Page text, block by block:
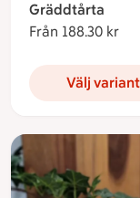
Gräddtårta
Från 188.30 kr
Välj variant